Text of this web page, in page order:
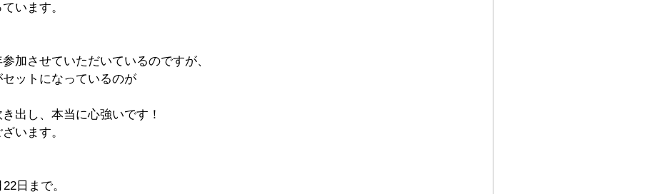
います。
加させていただいているのですが、
ットになっているのが
出し、本当に心強いです！
います。
日まで。